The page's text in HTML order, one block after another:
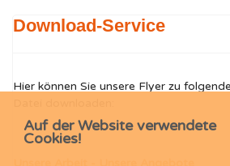
Auf der Website verwendete
Cookies!
Download-Service
Hier können Sie unsere Flyer zu